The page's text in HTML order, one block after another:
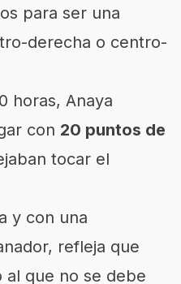
para ser una
derecha o centro-
horas, Anaya
con 20 puntos de
tocar el
y con una
refleja que
al que no se debe